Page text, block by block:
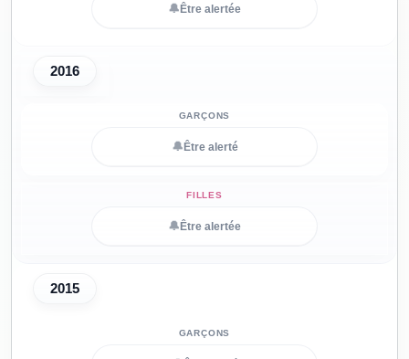
🔔 Être alertée
2016
🔔 Être alerté
🔔 Être alertée
2015